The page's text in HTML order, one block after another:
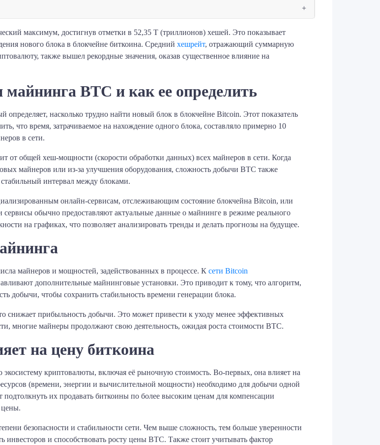
максимум, достигнув отметки в 52,35 Т (триллионов) хешей. Это показывает
нового блока в блокчейне биткоина. Средний хешрейт, отражающий суммарную
также вышел рекордные значения, оказав существенное влияние на
BTC и как ее определить
определяет, насколько трудно найти новый блок в блокчейне Bitcoin. Этот показатель
что время, затрачиваемое на нахождение одного блока, составляло примерно 10
в сети.
от общей хеш-мощности (скорости обработки данных) всех майнеров в сети. Когда
майнеров или из-за улучшения оборудования, сложность добычи BTC также
стабильный интервал между блоками.
онлайн-сервисам, отслеживающим состояние блокчейна Bitcoin, или
обычно предоставляют актуальные данные о майнинге в режиме реального
на графиках, что позволяет анализировать тренды и делать прогнозы на будущее.
майнеров и мощностей, задействованных в процессе. К сети Bitcoin
дополнительные майнинговые установки. Это приводит к тому, что алгоритм,
добычи, чтобы сохранить стабильность времени генерации блока.
снижает прибыльность добычи. Это может привести к уходу менее эффективных
многие майнеры продолжают свою деятельность, ожидая роста стоимости BTC.
на цену биткоина
криптовалюты, включая её рыночную стоимость. Во-первых, она влияет на
(времени, энергии и вычислительной мощности) необходимо для добычи одной
их продавать биткоины по более высоким ценам для компенсации
цены.
безопасности и стабильности сети. Чем выше сложность, тем больше уверенности
инвесторов и способствовать росту цены BTC. Также стоит учитывать фактор